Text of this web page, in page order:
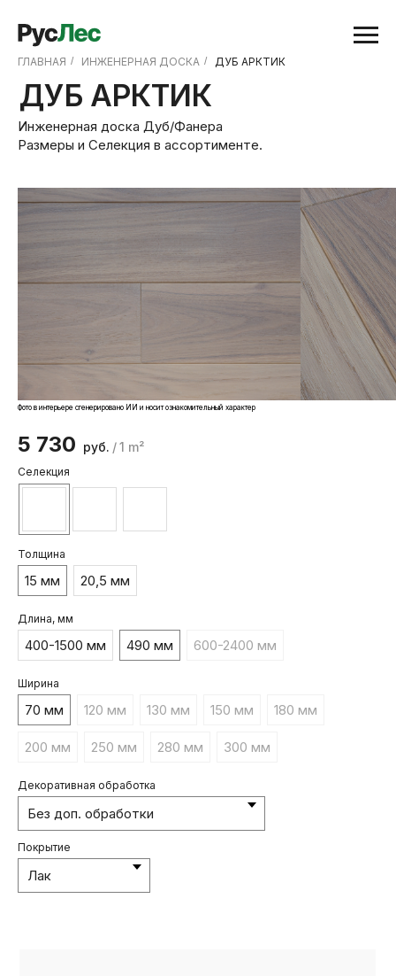
ГЛАВНАЯ / ИНЖЕНЕРНАЯ ДОСКА / ДУБ АРКТИК
ДУБ АРКТИК
Инженерная доска Дуб/Фанера
Размеры и Селекция в ассортименте.
Фото в интерьере сгенерировано ИИ и носит ознакомительный характер
5 730 руб. /1 m²
Селекция
Толщина
15 мм 20,5 мм
Длина, мм
400-1500 мм 490 мм 600-2400 мм
Ширина
70 мм 120 мм 130 мм 150 мм 180 мм
200 мм 250 мм 280 мм 300 мм
Декоративная обработка
Покрытие